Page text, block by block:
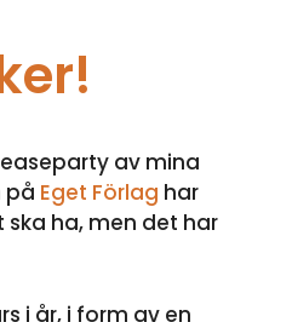
av mina
på Eget Förlag har
ha, men det har
i år, i form av en